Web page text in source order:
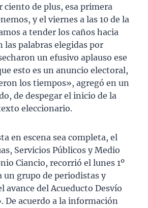
de plus, esa primera
y el viernes a las 10 de la
a tender los caños hacia
las palabras elegidas por
un efusivo aplauso ese
esto es un anuncio electoral,
los tiempos», agregó en un
de despegar el inicio de la
eleccionario.
en escena sea completa, el
Servicios Públicos y Medio
Ciancio, recorrió el lunes 1º
un grupo de periodistas y
avance del Acueducto Desvío
De acuerdo a la información